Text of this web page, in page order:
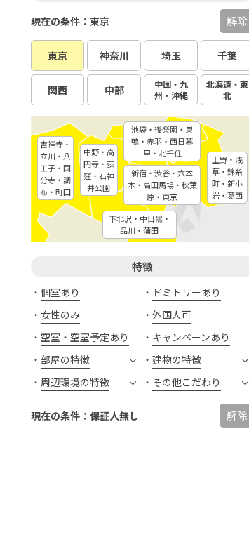
東京 神奈川 埼玉 千葉
関西 中部
中国・九
州・沖縄
北海道・東
北
現在の条件：東京 解除
新宿・渋谷・六本
木・高田馬場・秋葉
原・東京
中野・高
円寺・荻
窪・石神
井公園
下北沢・中目黒・
品川・蒲田
池袋・後楽園・巣
鴨・赤羽・西日暮
里・北千住
上野・浅
草・錦糸
町・新小
岩・葛西
吉祥寺・
立川・八
王子・国
分寺・調
布・町田
特徴
個室あり
ドミトリーあり
女性のみ
外国人可
空室・空室予定あり
キャンペーンあり
部屋の特徴
建物の特徴
周辺環境の特徴
その他こだわり
現在の条件：保証人無し 解除